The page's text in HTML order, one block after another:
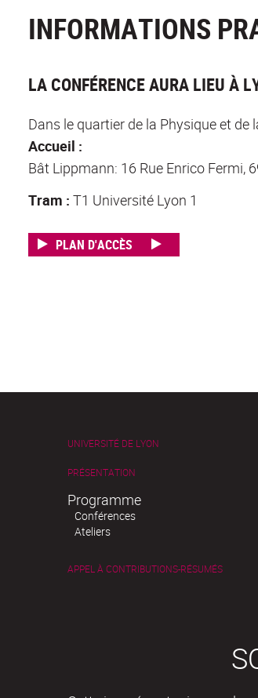
INFORMATIONS
LA CONFÉRENCE AURA LIEU À
Dans le quartier de la Physique et
Accueil :
Bât Lippmann: 16 Rue Enrico Fermi,
Tram : T1 Université Lyon 1
PLAN D'ACCÈS
UNIVERSITÉ DE LYON
PRÉSENTATION
Programme
Conférences
Ateliers
APPEL À CONTRIBUTIONS-RÉSUMÉS